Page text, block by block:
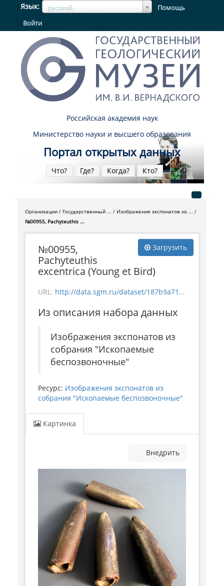
Язык русский
ЯзыкЯзык
Помощь
Войти
Российская академия наук
Министерство науки и высшего образования
Портал открытых данных
Что? Где? Когда? Кто?
Организации Государственный ...
Изображения экспонатов из ...
№00955, Pachyteuthis ...
Загрузить
№00955,
Pachyteuthis
excentrica (Young et Bird)
URL: http://data.sgm.ru/dataset/187b9a71-4c85-43ec-99fe-080bdf792007/resource/a60346b2-21e7-4014-8747-dc9328811c5e/download/invertebrate_955.jpg
Из описания набора данных
Изображения экспонатов из
собрания "Ископаемые
беспозвоночные"
Ресурс: Изображения экспонатов из
собрания "Ископаемые беспозвоночные"
Картинка
Внедрить